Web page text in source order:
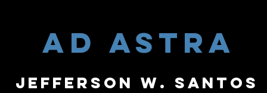
ad astra
Jefferson W. Santos